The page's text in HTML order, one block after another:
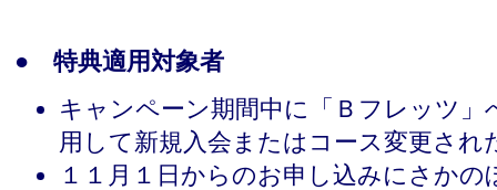
● 特典適用対象者
キャンペーン期間中に「Ｂフレッツ」
用して新規入会またはコース変更さ
１１月１日からのお申し込みにさかの